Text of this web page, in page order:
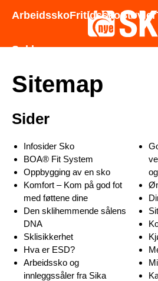
Godt utvalg - Gode priser -
ArbeidsskoFritidsskoStøvler
Sokker
Sitemap
Sider
Infosider Sko
BOA® Fit System
Oppbygging av en sko
Komfort – Kom på god fot
med føttene dine
Den sklihemmende sålens
DNA
Sklisikkerhet
Hva er ESD?
Arbeidssko og
innleggssåler fra Sika